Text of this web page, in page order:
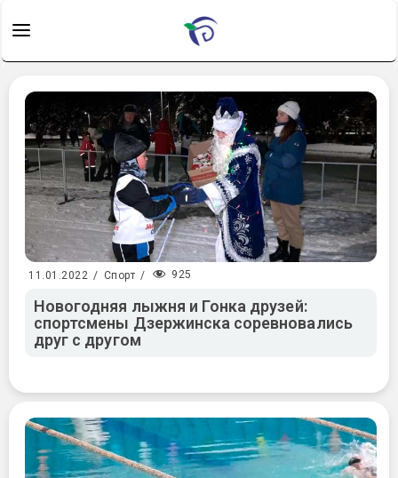
11.01.2022 / Спорт / 925
Новогодняя лыжня и Гонка друзей:
спортсмены Дзержинска соревновались
друг с другом